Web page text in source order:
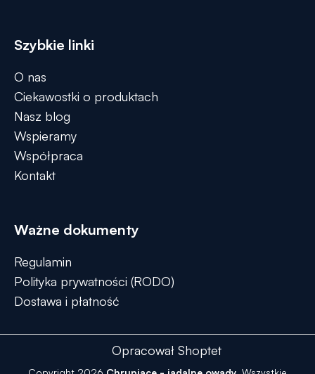
Szybkie linki
O nas
Ciekawostki o produktach
Nasz blog
Wspieramy
Współpraca
Kontakt
Ważne dokumenty
Regulamin
Polityka prywatności (RODO)
Dostawa i płatność
Opracował Shoptet